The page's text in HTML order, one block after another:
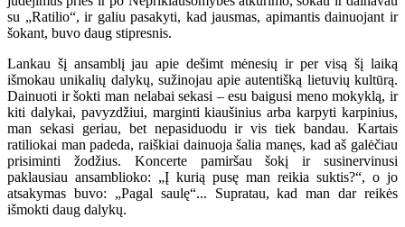
su „Ratilio“, ir galiu pasakyti, kad jausmas, apimantis dainuojant ir
šokant, buvo daug stipresnis.
Lankau šį ansamblį jau apie dešimt mėnesių ir per visą šį laiką
išmokau unikalių dalykų, sužinojau apie autentišką lietuvių kultūrą.
Dainuoti ir šokti man nelabai sekasi – esu baigusi meno mokyklą, ir
kiti dalykai, pavyzdžiui, marginti kiaušinius arba karpyti karpinius,
man sekasi geriau, bet nepasiduodu ir vis tiek bandau. Kartais
ratiliokai man padeda, raiškiai dainuoja šalia manęs, kad aš galėčiau
prisiminti žodžius. Koncerte pamiršau šokį ir susinervinusi
paklausiau ansamblioko: „Į kurią pusę man reikia suktis?“, o jo
atsakymas buvo: „Pagal saulę“... Supratau, kad man dar reikės
išmokti daug dalykų.